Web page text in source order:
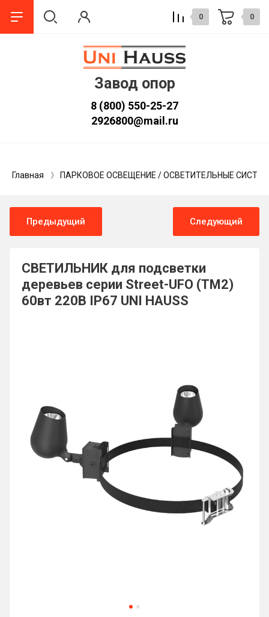
Завод опор
8 (800) 550-25-27
2926800@mail.ru
0 0
Главная ПАРКОВОЕ ОСВЕЩЕНИЕ / ОСВЕТИТЕЛЬНЫЕ
Предыдущий Следующий
СВЕТИЛЬНИК для подсветки
деревьев серии Street-UFO (TM2)
60вт 220В IP67 UNI HAUSS